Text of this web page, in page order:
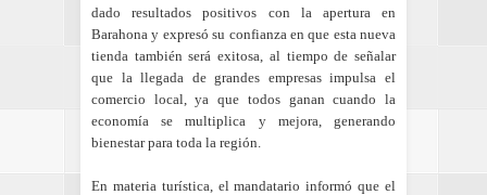
dado resultados positivos con la apertura en
Barahona y expresó su confianza en que esta nueva
tienda también será exitosa, al tiempo de señalar
que la llegada de grandes empresas impulsa el
comercio local, ya que todos ganan cuando la
economía se multiplica y mejora, generando
bienestar para toda la región.
En materia turística, el mandatario informó que el